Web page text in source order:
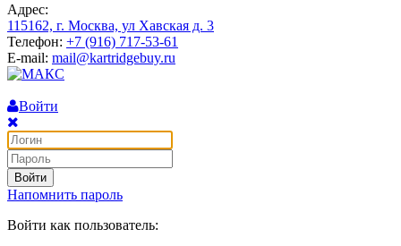
Адрес:
115162, г. Москва, ул Хавская д. 3
Телефон: +7 (916) 717-53-61
E-mail: mail@kartridgebuy.ru
Войти
Войти
Напомнить пароль
Войти как пользователь: